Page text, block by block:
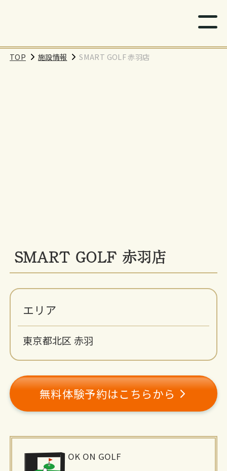
TOP 施設情報 SMART GOLF 赤羽店
SMART GOLF 赤羽店
エリア
東京都北区 赤羽
無料体験予約はこちらから
OK ON GOLF